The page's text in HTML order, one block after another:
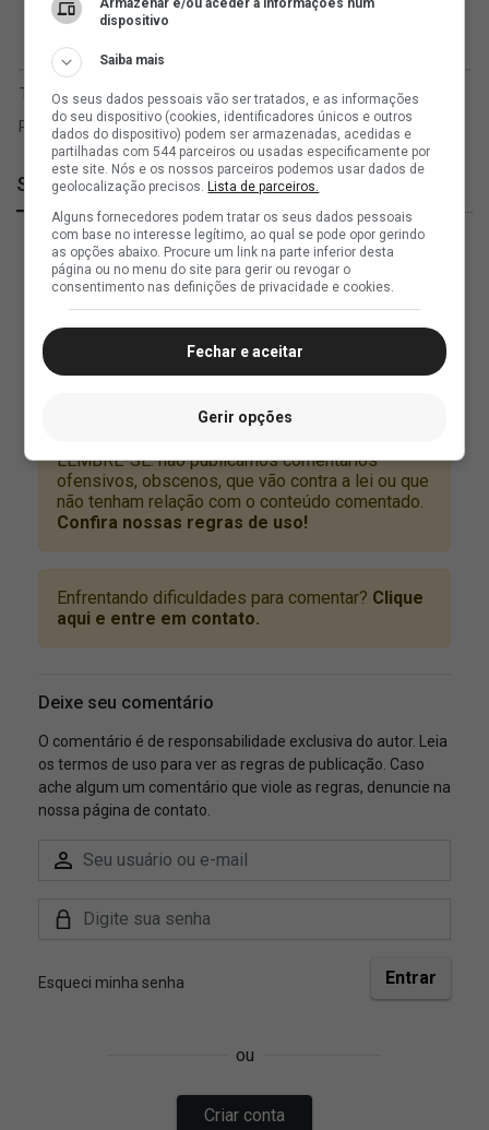
SuperVasco
dispositivo
Saiba mais
Os seus dados pessoais vão ser tratados, e as informações
do seu dispositivo (cookies, identificadores únicos e outros
dados do dispositivo) podem ser armazenadas, acedidas e
partilhadas com 544 parceiros ou usadas especificamente por
este site. Nós e os nossos parceiros podemos usar dados de
geolocalização precisos.Lista de parceiros.
Alguns fornecedores podem tratar os seus dados pessoais
com base no interesse legítimo, ao qual se pode opor gerindo
as opções abaixo. Procure um link na parte inferior desta
página ou no menu do site para gerir ou revogar o
consentimento nas definições de privacidade e cookies.
Fechar e aceitar
Gerir opções